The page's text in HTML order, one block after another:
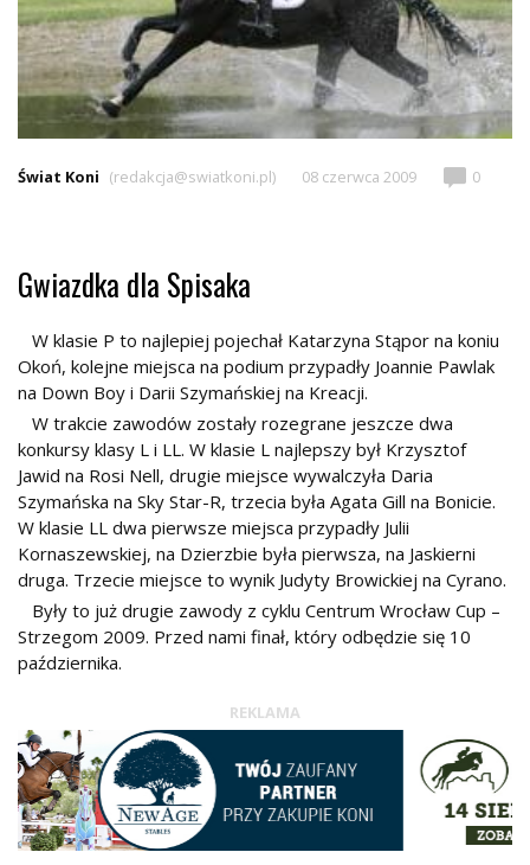
Świat Koni (redakcja@swiatkoni.pl) 08 czerwca 2009 0
Gwiazdka dla Spisaka
W klasie P to najlepiej pojechał Katarzyna Stąpor na koniu
Okoń, kolejne miejsca na podium przypadły Joannie Pawlak
na Down Boy i Darii Szymańskiej na Kreacji.
W trakcie zawodów zostały rozegrane jeszcze dwa
konkursy klasy L i LL. W klasie L najlepszy był Krzysztof
Jawid na Rosi Nell, drugie miejsce wywalczyła Daria
Szymańska na Sky Star-R, trzecia była Agata Gill na Bonicie.
W klasie LL dwa pierwsze miejsca przypadły Julii
Kornaszewskiej, na Dzierzbie była pierwsza, na Jaskierni
druga. Trzecie miejsce to wynik Judyty Browickiej na Cyrano.
Były to już drugie zawody z cyklu Centrum Wrocław Cup –
Strzegom 2009. Przed nami finał, który odbędzie się 10
października.
REKLAMA